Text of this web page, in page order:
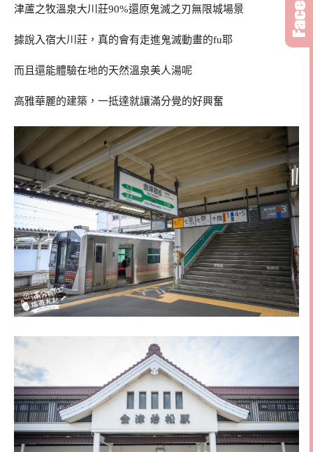
津蘆之牧溫泉大川莊90%還原鬼滅之刃無限城場景
據說入宿大川莊，真的會有走進鬼滅動畫的fu耶
而且還能體驗在地的天然溫泉美人湯呢
高雅華麗的建築，一抵達就讓滿分覺的好興奮